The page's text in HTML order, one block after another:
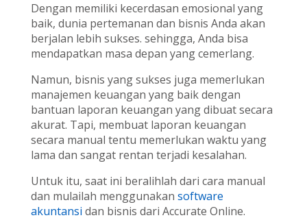
Dengan memiliki kecerdasan emosional yang
baik, dunia pertemanan dan bisnis Anda akan
berjalan lebih sukses. sehingga, Anda bisa
mendapatkan masa depan yang cemerlang.
Namun, bisnis yang sukses juga memerlukan
manajemen keuangan yang baik dengan
bantuan laporan keuangan yang dibuat secara
akurat. Tapi, membuat laporan keuangan
secara manual tentu memerlukan waktu yang
lama dan sangat rentan terjadi kesalahan.
Untuk itu, saat ini beralihlah dari cara manual
dan mulailah menggunakan software
akuntansi dan bisnis dari Accurate Online.